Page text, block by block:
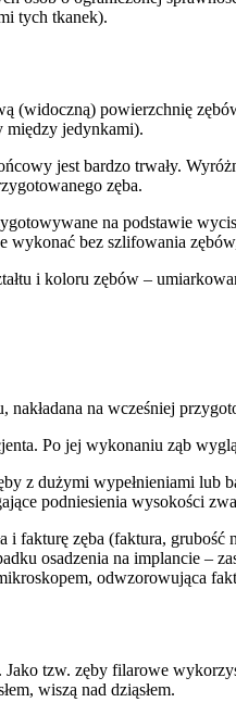
tych tkanek).
powierzchnię
między jedynkami).
jest bardzo trwały.
zęba.
na podstawie
bez szlifowania
i koloru zębów –
na wcześniej
Po jej wykonaniu ząb
z dużymi wypełnieniami lub
podniesienia wysokości
zęba (faktura, grubość
osadzenia na implancie –
odwzorowująca
tzw. zęby filarowe
wiszą nad dziąsłem.